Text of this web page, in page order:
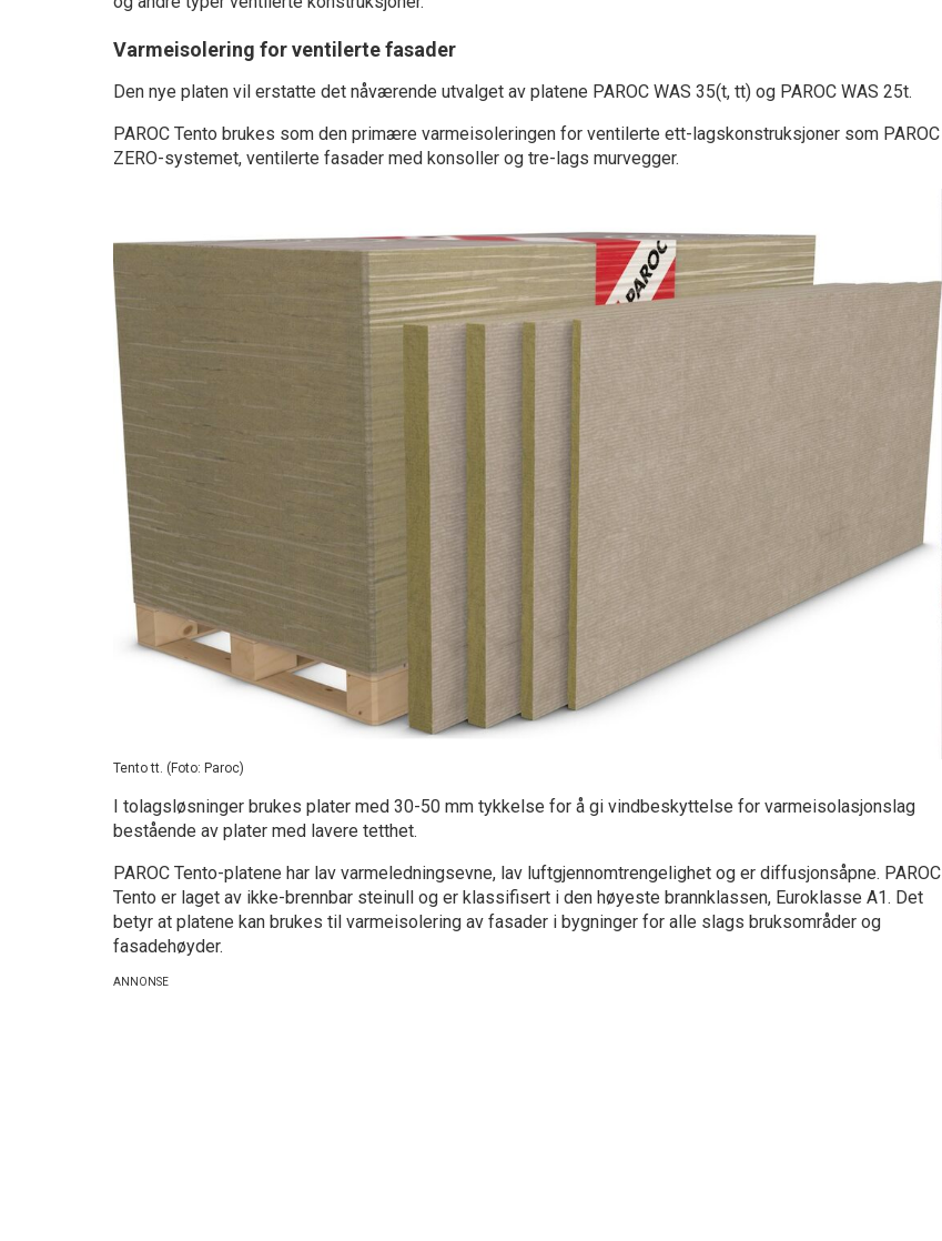
Varmeisolering for ventilerte fasader
Den nye platen vil erstatte det nåværende utvalget av platene PAROC WAS 35(t, tt) og PAROC WAS 25t.
PAROC Tento brukes som den primære varmeisoleringen for ventilerte ett-lagskonstruksjoner som PAROC
ZERO-systemet, ventilerte fasader med konsoller og tre-lags murvegger.
Tento tt. (Foto: Paroc)
I tolagsløsninger brukes plater med 30-50 mm tykkelse for å gi vindbeskyttelse for varmeisolasjonslag
bestående av plater med lavere tetthet.
PAROC Tento-platene har lav varmeledningsevne, lav luftgjennomtrengelighet og er diffusjonsåpne. PAROC
Tento er laget av ikke-brennbar steinull og er klassifisert i den høyeste brannklassen, Euroklasse A1. Det
betyr at platene kan brukes til varmeisolering av fasader i bygninger for alle slags bruksområder og
fasadehøyder.